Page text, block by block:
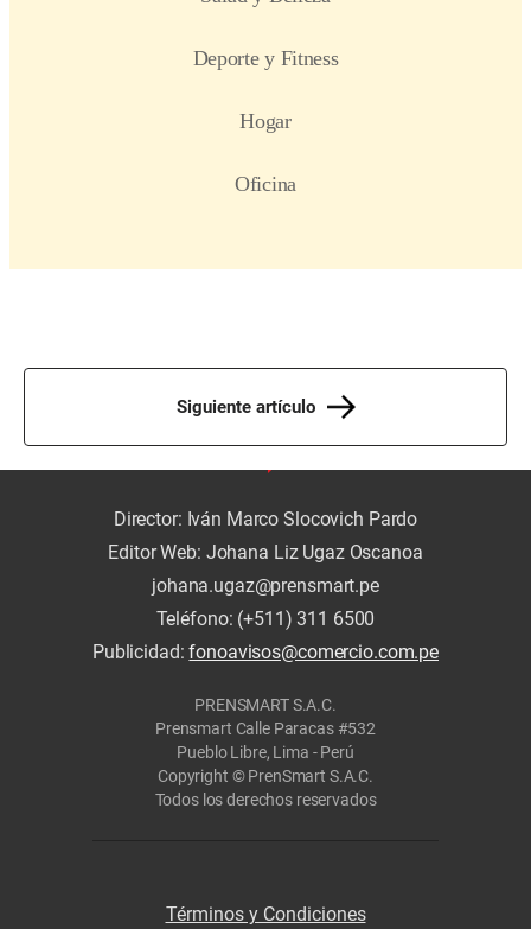
Siguiente artículo
Director: Iván Marco Slocovich Pardo
Editor Web: Johana Liz Ugaz Oscanoa
johana.ugaz@prensmart.pe
Teléfono: (+511) 311 6500
Publicidad:fonoavisos@comercio.com.pe
PRENSMART S.A.C.
Prensmart Calle Paracas #532
Pueblo Libre, Lima - Perú
Copyright © PrenSmart S.A.C.
Todos los derechos reservados
Términos y Condiciones